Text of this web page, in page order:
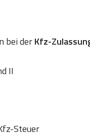
bei derKfz-
II
Steuer